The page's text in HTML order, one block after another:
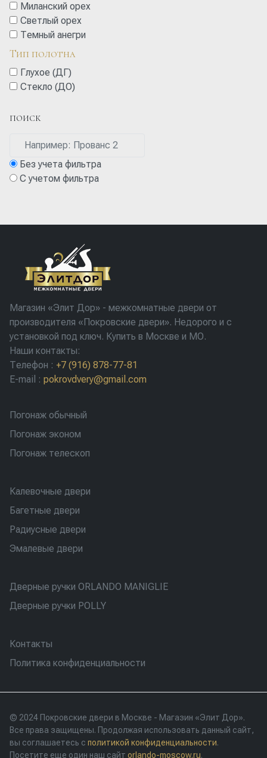
Миланский орех
Cветлый орех
Темный анегри
Тип полотна
Глухое (ДГ)
Стекло (ДО)
ПОИСК
Без учета фильтра
С учетом фильтра
Магазин «Элит Дор» - межкомнатные двери от
производителя «Покровские двери». Недорого и с
установкой под ключ. Купить в Москве и МО.
Наши контакты:
Телефон : +7 (916) 878-77-81
E-mail : pokrovdvery@gmail.com
Погонаж обычный
Погонаж эконом
Погонаж телескоп
Калевочные двери
Багетные двери
Радиусные двери
Эмалевые двери
Дверные ручки ORLANDO MANIGLIE
Дверные ручки POLLY
Контакты
Политика конфиденциальности
© 2024 Покровские двери в Москве - Магазин «Элит Дор».
Все права защищены. Продолжая использовать данный сайт,
вы соглашаетесь с политикой конфиденциальности.
Посетите еще один наш сайт orlando-moscow.ru.